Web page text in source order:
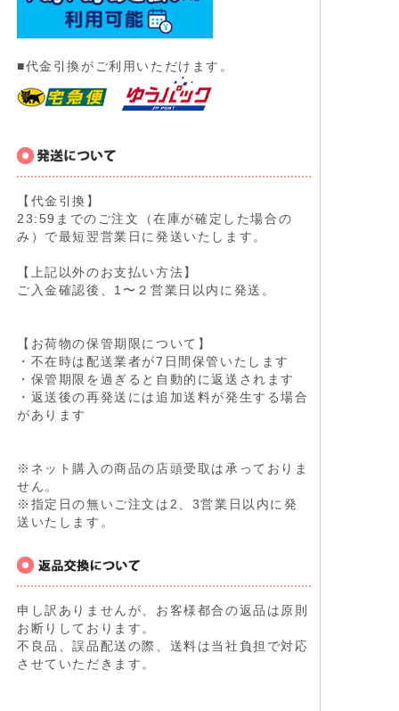
■代金引換がご利用いただけます。
【代金引換】
23:59までのご注文（在庫が確定した場合の
み）で最短翌営業日に発送いたします。
【上記以外のお支払い方法】
ご入金確認後、1〜２営業日以内に発送。
【お荷物の保管期限について】
・不在時は配送業者が7日間保管いたします
・保管期限を過ぎると自動的に返送されます
・返送後の再発送には追加送料が発生する場合
があります
※ネット購入の商品の店頭受取は承っておりま
せん。
※指定日の無いご注文は2、3営業日以内に発
送いたします。
申し訳ありませんが、お客様都合の返品は原則
お断りしております。
不良品、誤品配送の際、送料は当社負担で対応
させていただきます。